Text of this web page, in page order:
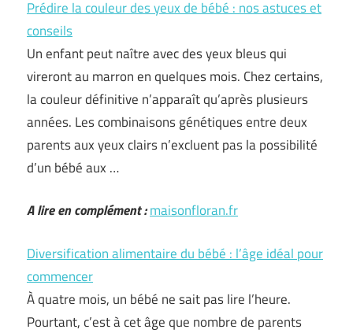
Prédire la couleur des yeux de bébé : nos astuces et
conseils
Un enfant peut naître avec des yeux bleus qui
vireront au marron en quelques mois. Chez certains,
la couleur définitive n’apparaît qu’après plusieurs
années. Les combinaisons génétiques entre deux
parents aux yeux clairs n’excluent pas la possibilité
d’un bébé aux …
A lire en complément :maisonfloran.fr
Diversification alimentaire du bébé : l’âge idéal pour
commencer
À quatre mois, un bébé ne sait pas lire l’heure.
Pourtant, c’est à cet âge que nombre de parents